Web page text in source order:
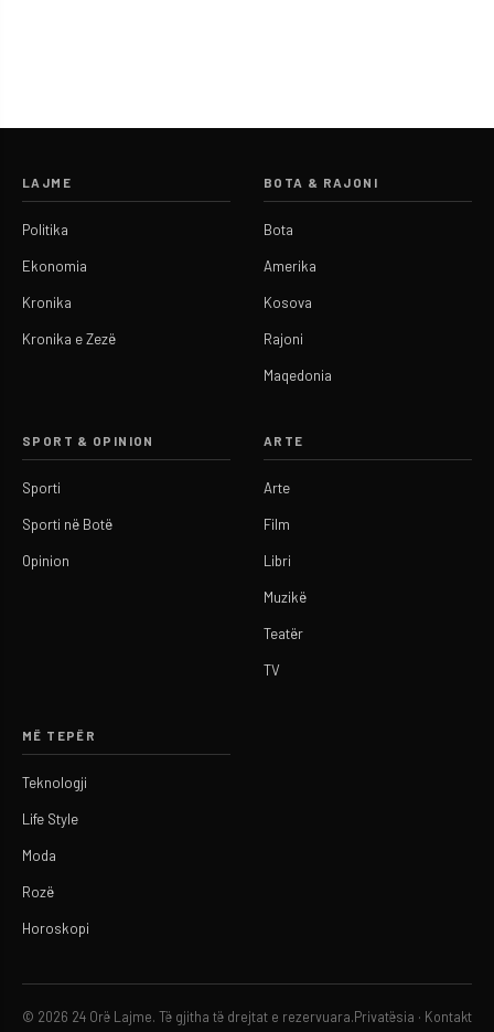
LAJME
Politika
Ekonomia
Kronika
Kronika e Zezë
BOTA & RAJONI
Bota
Amerika
Kosova
Rajoni
Maqedonia
SPORT & OPINION
Sporti
Sporti në Botë
Opinion
ARTE
Arte
Film
Libri
Muzikë
Teatër
TV
MË TEPËR
Teknologji
Life Style
Moda
Rozë
Horoskopi
© 2026 24 Orë Lajme. Të gjitha të drejtat e rezervuara. Privatësia · Kontakt